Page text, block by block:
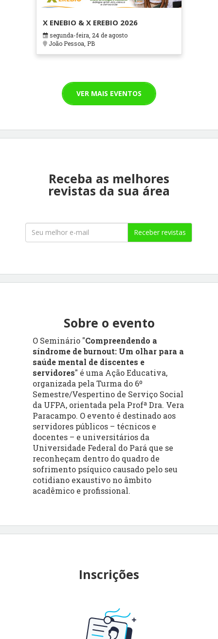
X ENEBIO & X EREBIO 2026
segunda-feira, 24 de agosto
João Pessoa, PB
VER MAIS EVENTOS
Receba as melhores
revistas da sua área
Receber revistas
Sobre o evento
O Seminário "Compreendendo a
síndrome de burnout: Um olhar para a
saúde mental de discentes e
servidores" é uma Ação Educativa,
organizada pela Turma do 6º
Semestre/Vespertino de Serviço Social
da UFPA, orientada pela Profª Dra. Vera
Paracampo. O evento é destinado aos
servidores públicos – técnicos e
docentes – e universitários da
Universidade Federal do Pará que se
reconheçam dentro do quadro de
sofrimento psíquico causado pelo seu
cotidiano exaustivo no âmbito
acadêmico e profissional.
Inscrições